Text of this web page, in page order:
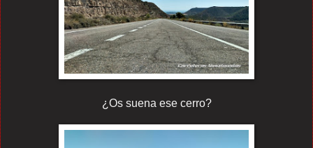
¿Os suena ese cerro?